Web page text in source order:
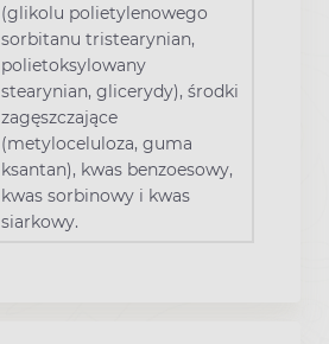
(glikolu polietylenowego
sorbitanu tristearynian,
polietoksylowany
stearynian, glicerydy), środki
zagęszczające
(metyloceluloza, guma
ksantan), kwas benzoesowy,
kwas sorbinowy i kwas
siarkowy.